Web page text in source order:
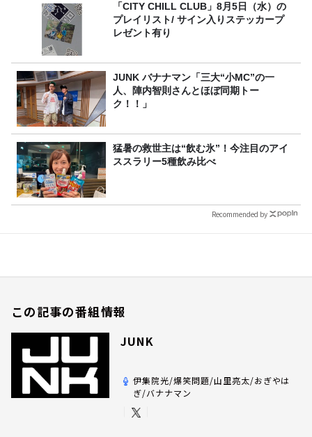
「CITY CHILL CLUB」8月5日（水）の
プレイリスト/ サイン入りステッカープ
レゼント有り
JUNK バナナマン「三大“小MC”の一
人、陣内智則さんとほぼ同期トー
ク！！」
猛暑の救世主は“飲む氷”！今注目のアイ
ススラリー5種飲み比べ
Recommended by
この記事の番組情報
JUNK
伊集院光/爆笑問題/山里亮太/おぎやは
ぎ/バナナマン